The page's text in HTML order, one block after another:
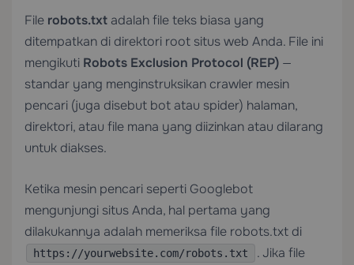
File robots.txt adalah file teks biasa yang
ditempatkan di direktori root situs web Anda. File ini
mengikuti Robots Exclusion Protocol (REP) —
standar yang menginstruksikan crawler mesin
pencari (juga disebut bot atau spider) halaman,
direktori, atau file mana yang diizinkan atau dilarang
untuk diakses.
Ketika mesin pencari seperti Googlebot
mengunjungi situs Anda, hal pertama yang
dilakukannya adalah memeriksa file robots.txt di
https://yourwebsite.com/robots.txt
. Jika file